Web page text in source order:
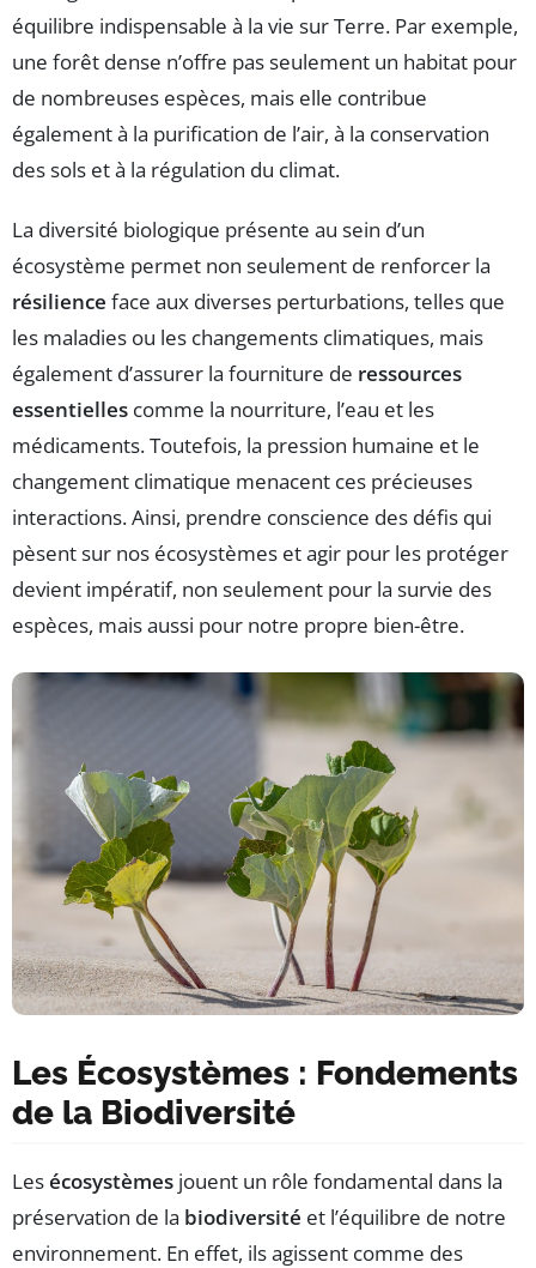
équilibre indispensable à la vie sur Terre. Par exemple,
une forêt dense n’offre pas seulement un habitat pour
de nombreuses espèces, mais elle contribue
également à la purification de l’air, à la conservation
des sols et à la régulation du climat.
La diversité biologique présente au sein d’un
écosystème permet non seulement de renforcer la
résilience face aux diverses perturbations, telles que
les maladies ou les changements climatiques, mais
également d’assurer la fourniture de ressources
essentielles comme la nourriture, l’eau et les
médicaments. Toutefois, la pression humaine et le
changement climatique menacent ces précieuses
interactions. Ainsi, prendre conscience des défis qui
pèsent sur nos écosystèmes et agir pour les protéger
devient impératif, non seulement pour la survie des
espèces, mais aussi pour notre propre bien-être.
Les Écosystèmes : Fondements
de la Biodiversité
Lesécosystèmes jouent un rôle fondamental dans la
préservation de la biodiversité et l’équilibre de notre
environnement. En effet, ils agissent comme des